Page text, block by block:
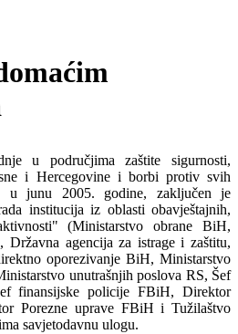
u područjima zaštite sigurnosti,
i Hercegovine i borbi protiv svih
u junu 2005. godine, zaključen je
institucija iz oblasti obavještajnih,
(Ministarstvo obrane BiH,
agencija za istrage i zaštitu,
oporezivanje BiH, Ministarstvo
unutrašnjih poslova RS, Šef
finansijske policije FBiH, Direktor
Porezne uprave FBiH i Tužilaštvo
savjetodavnu ulogu.